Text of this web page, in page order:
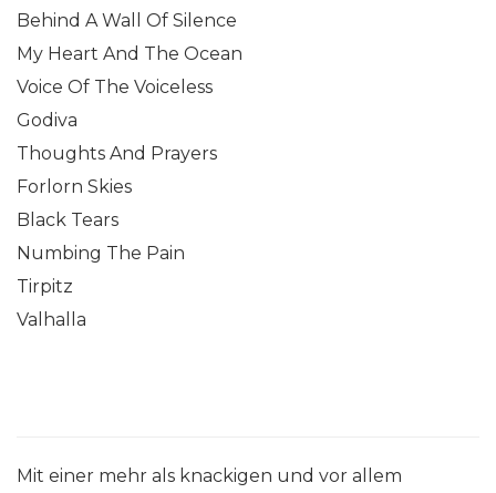
Behind A Wall Of Silence
My Heart And The Ocean
Voice Of The Voiceless
Godiva
Thoughts And Prayers
Forlorn Skies
Black Tears
Numbing The Pain
Tirpitz
Valhalla
Mit einer mehr als knackigen und vor allem